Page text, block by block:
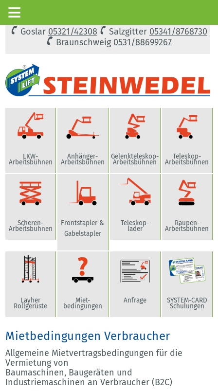
Goslar 05321/42308 Salzgitter 05341/8768730
Braunschweig 0531/88699267
LKW-
Arbeitsbühnen
Anhänger-
Arbeitsbühnen
Gelenkteleskop-
Arbeitsbühnen
Teleskop-
Arbeitsbühnen
Scheren-
Arbeitsbühnen
Frontstapler &
Gabelstapler
Teleskop-
lader
Raupen-
Arbeitsbühnen
Layher
Rollgerüste
Miet-
bedingungen
Anfrage SYSTEM-CARD
Schulungen
Mietbedingungen Verbraucher
Allgemeine Mietvertragsbedingungen für die
Vermietung von
Baumaschinen, Baugeräten und
Industriemaschinen an Verbraucher (B2C)